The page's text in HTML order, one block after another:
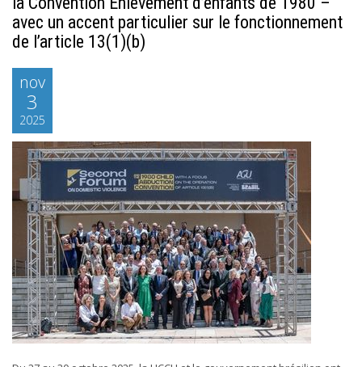
avec un accent particulier sur le fonctionnement
de l’article 13(1)(b)
nov
3
2025